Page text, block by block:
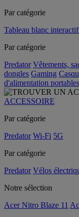
Par catégorie
Tableau blanc
Par catégorie
Predator Vêtements,
dongles Gaming
d'alimentation portables
ACCESSOIRE
Par catégorie
Predator Wi-Fi 5G
Par catégorie
Predator Vélos
Notre sélection
Acer Nitro Blaze 11